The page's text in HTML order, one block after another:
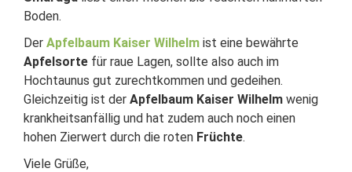
Boden.
Der Apfelbaum Kaiser Wilhelm ist eine bewährte
Apfelsorte für raue Lagen, sollte also auch im
Hochtaunus gut zurechtkommen und gedeihen.
Gleichzeitig ist der Apfelbaum Kaiser Wilhelm wenig
krankheitsanfällig und hat zudem auch noch einen
hohen Zierwert durch die roten Früchte.
Viele Grüße,